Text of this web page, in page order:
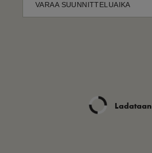
VARAA SUUNNITTELUAIKA
Ladataan